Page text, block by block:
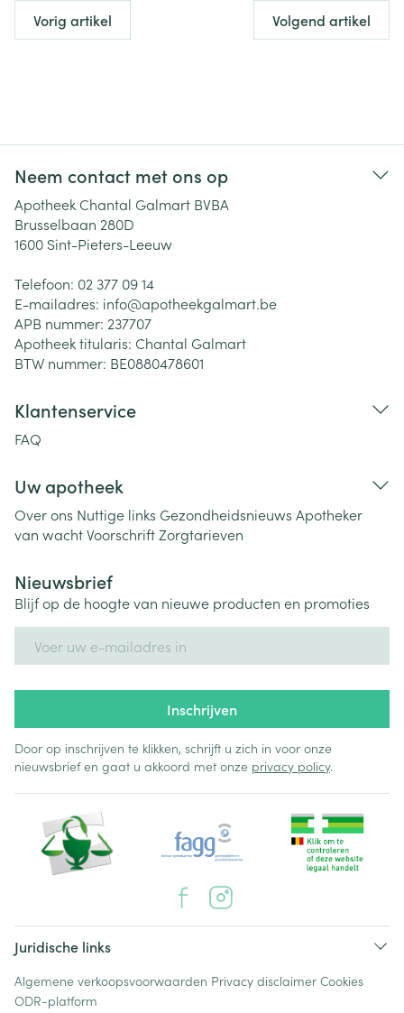
Vorig artikel Volgend artikel
Neem contact met ons op
Apotheek Chantal Galmart BVBA
Brusselbaan 280D
1600 Sint-Pieters-Leeuw
Telefoon: 02 377 09 14
E-mailadres: info@apotheekgalmart.be
APB nummer: 237707
Apotheek titularis: Chantal Galmart
BTW nummer: BE0880478601
Klantenservice
FAQ
Uw apotheek
Over ons Nuttige links Gezondheidsnieuws Apotheker
van wachtVoorschriftZorgtarieven
Nieuwsbrief
Blijf op de hoogte van nieuwe producten en promoties
Inschrijven
Door op inschrijven te klikken, schrijft u zich in voor onze
nieuwsbrief en gaat u akkoord met onze privacy policy.
Juridische links
Algemene verkoopsvoorwaarden Privacy disclaimer Cookies
ODR-platform